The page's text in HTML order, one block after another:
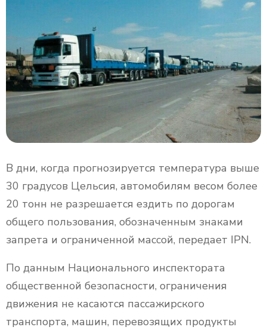
В дни, когда прогнозируется температура выше
30 градусов Цельсия, автомобилям весом более
20 тонн не разрешается ездить по дорогам
общего пользования, обозначенным знаками
запрета и ограниченной массой, передает IPN.
По данным Национального инспектората
общественной безопасности, ограничения
движения не касаются пассажирского
транспорта, машин, перевозящих продукты